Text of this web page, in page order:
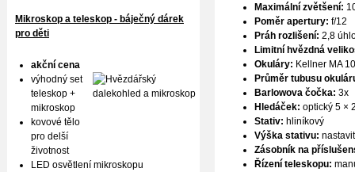
Maximální zvětšení:
Poměr apertury: f/12
Práh rozlišení: 2,8
Limitní hvězdná
Okuláry: Kellner MA
Průměr tubusu
Barlowova čočka: 3x
Hledáček: optický 5 ×
Stativ: hliníkový
Výška stativu:
Zásobník na
Řízení teleskopu:
Mikroskop a teleskop - báječný dárek
pro děti
akční cena
výhodný set
teleskop +
mikroskop
kovové tělo
pro delší
životnost
LED osvětlení mikroskopu